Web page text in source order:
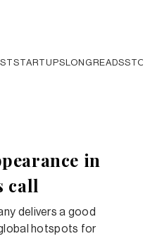
STARTUPSLONGREADS
in
call
delivers a good
hotspots for